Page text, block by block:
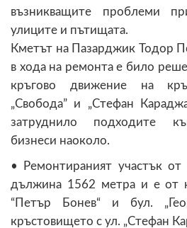
възникващите проблеми
улиците и пътищата.
Кметът на Пазарджик Тодор
в хода на ремонта е било
кръгово движение на
„Свобода” и „Стефан
затруднило подходите
бизнеси наоколо.
• Ремонтираният участък от
дължина 1562 метра и е от
“Петър Бонев“ и бул.
кръстовището с ул. „Стефан